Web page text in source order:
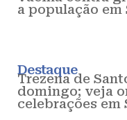
a população em
Destaque
Trezena de
domingo; veja
celebrações em